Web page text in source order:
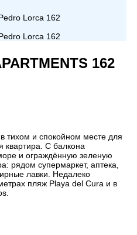
Lorca 162
Lorca 162
162
тихом и спокойном месте для
квартира. С балкона
и ограждённую зеленую
рядом супермаркет, аптека,
лавки. Недалеко
пляж Playa del Cura и в